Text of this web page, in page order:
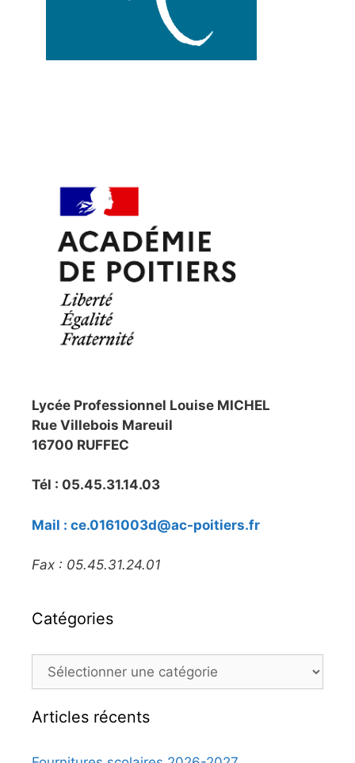
Lycée Professionnel Louise MICHEL
Rue Villebois Mareuil
16700 RUFFEC
Tél : 05.45.31.14.03
Mail : ce.0161003d@ac-poitiers.fr
Fax : 05.45.31.24.01
Catégories
Articles récents